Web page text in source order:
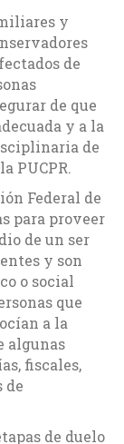
y
de
de que
y a la
de
PUCPR.
Federal de
para proveer
de un ser
y son
o social
que
a la
algunas
fiscales,
de
de duelo